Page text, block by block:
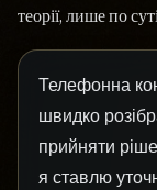
теорії, лише по
Телефонна
швидко
прийняти
я ставлю